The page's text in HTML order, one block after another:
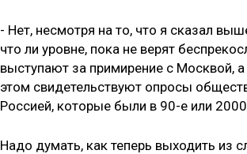
- Нет, несмотря на то, что я сказал
что ли уровне, пока не верят
выступают за примирение с Москвой,
этом свидетельствуют опросы
Россией, которые были в 90-е или
Надо думать, как теперь выходить из